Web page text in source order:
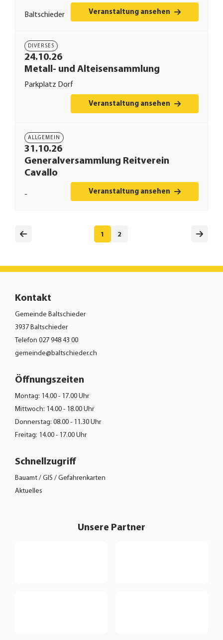
Baltschieder Veranstaltung ansehen
24.10.26
DIVERSES
Metall- und Alteisensammlung
Parkplatz Dorf
Veranstaltung ansehen
31.10.26
ALLGEMEIN
Generalversammlung Reitverein
Cavallo
- Veranstaltung ansehen
1 2
Kontakt
Gemeinde Baltschieder
3937 Baltschieder
Telefon 027 948 43 00
gemeinde@baltschieder.ch
Öffnungszeiten
Montag: 14.00 - 17.00 Uhr
Mittwoch: 14.00 - 18.00 Uhr
Donnerstag: 08.00 - 11.30 Uhr
Freitag: 14.00 - 17.00 Uhr
Schnellzugriff
Bauamt / GIS / Gefahrenkarten
Aktuelles
Unsere Partner